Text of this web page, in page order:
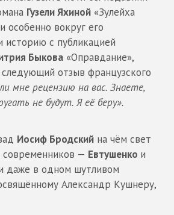
Гузели Яхиной «Зулейха
особенно вокруг его
историю с публикацией
Быкова «Оправдание»,
отзыв французского
мне рецензию на вас. Знаете,
не будут. Я её беру».
Иосиф Бродский на чём свет
современников — Евтушенко и
даже в одном шутливом
Александр Кушнеру,